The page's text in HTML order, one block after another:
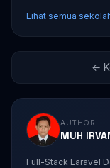
Lihat semua
←
AUTHOR
MUH
Full-Stack Laravel